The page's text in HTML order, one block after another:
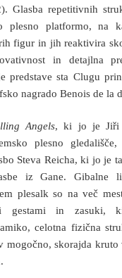
Glasba repetitivnih
plesno platformo, na
figur in jih reaktivira
in detajlna
predstave sta Clugu
nagrado Benois de la
Angels, ki jo je Jiři
plesno
Steva Reicha, ki jo je
iz Gane. Gibalne
plesalk so na več
gestami in zasuki,
celotna fizična
mogočno, skorajda